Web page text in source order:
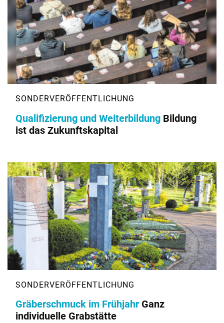
Qualifizierung und Weiterbildung Bildung
ist das Zukunftskapital
Gräberschmuck im Frühjahr Ganz
individuelle Grabstätte